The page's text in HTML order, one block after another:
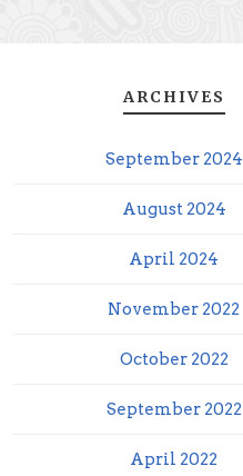
ARCHIVES
September 2024
August 2024
April 2024
November 2022
October 2022
September 2022
April 2022